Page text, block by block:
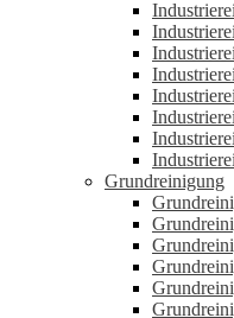
Grundreinigung